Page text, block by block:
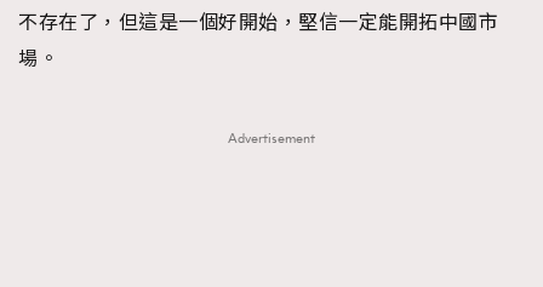
不存在了，但這是一個好開始，堅信一定能開拓中國市
場。
Advertisement